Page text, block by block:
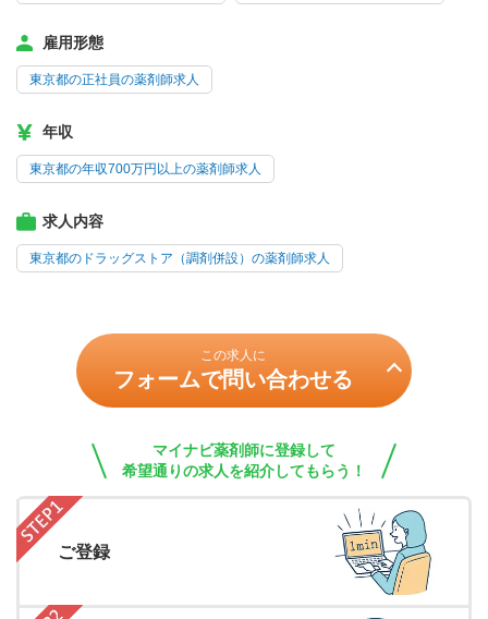
雇用形態
東京都の正社員の薬剤師求人
年収
東京都の年収700万円以上の薬剤師求人
求人内容
東京都のドラッグストア（調剤併設）の薬剤師求人
この求人に
フォームで問い合わせる
マイナビ薬剤師に登録して
希望通りの求人を紹介してもらう！
ご登録